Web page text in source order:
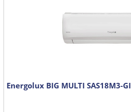
Energolux BIG MULTI SAS18M3-GI